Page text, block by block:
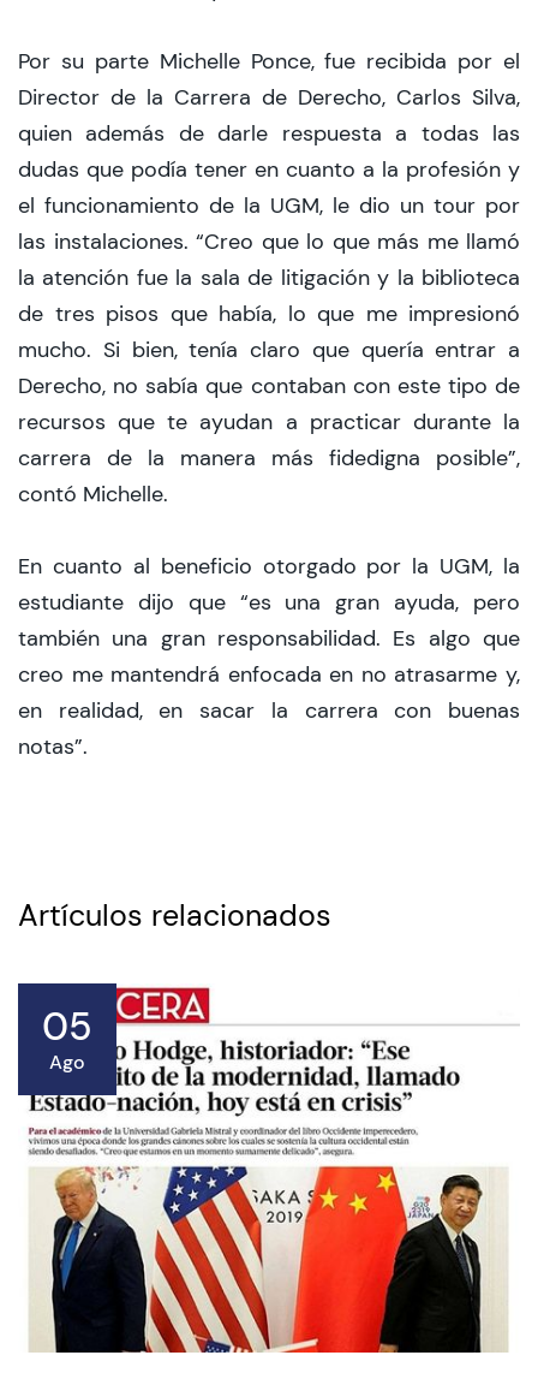
Por su parte Michelle Ponce, fue recibida por el
Director de la Carrera de Derecho, Carlos Silva,
quien además de darle respuesta a todas las
dudas que podía tener en cuanto a la profesión y
el funcionamiento de la UGM, le dio un tour por
las instalaciones. “Creo que lo que más me llamó
la atención fue la sala de litigación y la biblioteca
de tres pisos que había, lo que me impresionó
mucho. Si bien, tenía claro que quería entrar a
Derecho, no sabía que contaban con este tipo de
recursos que te ayudan a practicar durante la
carrera de la manera más fidedigna posible”,
contó Michelle.
En cuanto al beneficio otorgado por la UGM, la
estudiante dijo que “es una gran ayuda, pero
también una gran responsabilidad. Es algo que
creo me mantendrá enfocada en no atrasarme y,
en realidad, en sacar la carrera con buenas
notas”.
Artículos relacionados
05
Ago